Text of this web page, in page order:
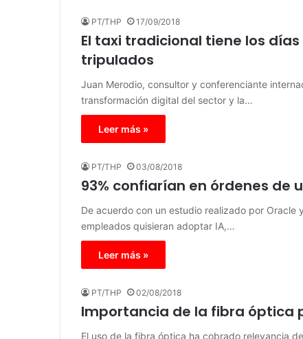
PT/THP 17/09/2018
El taxi tradicional tiene los
tripulados
Juan Merodio, consultor y conferenciante
transformación digital del sector y la…
Leer más »
PT/THP 03/08/2018
93% confiarían en órdenes de
De acuerdo con un estudio realizado por Oracle
empleados quisieran adoptar IA,…
Leer más »
PT/THP 02/08/2018
Importancia de la fibra óptica
El uso de la fibra óptica ha cobrado relevancia